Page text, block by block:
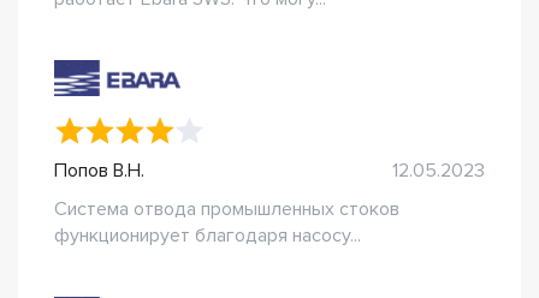
Попов В.Н.
12.05.2023
Система отвода промышленных стоков
функционирует благодаря насосу...